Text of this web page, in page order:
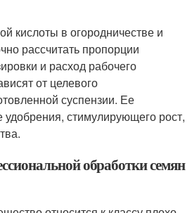
кислоты в огородничестве и
рассчитать пропорции
и расход рабочего
от целевого
суспензии. Ее
удобрения, стимулирующего рост,
обработки семян